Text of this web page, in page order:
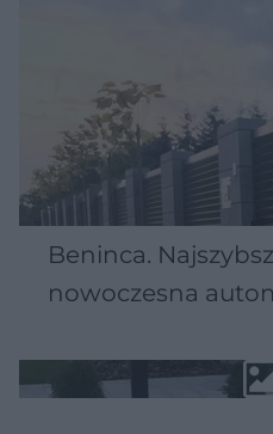
Beninca.
nowoczesna